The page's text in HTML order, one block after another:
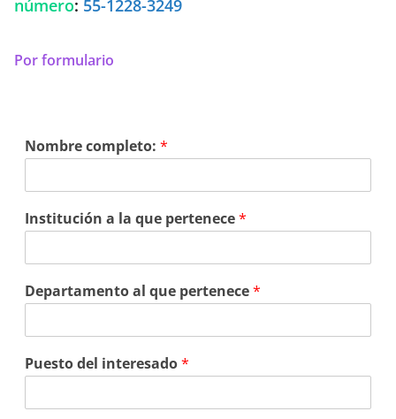
número: 55-1228-3249
Por formulario
Nombre completo: *
Institución a la que pertenece*
Departamento al que pertenece*
Puesto del interesado*